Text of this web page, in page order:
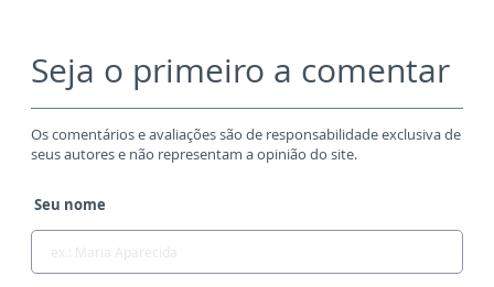
Seja o primeiro a comentar
Os comentários e avaliações são de responsabilidade exclusiva de
seus autores e não representam a opinião do site.
Seu nome